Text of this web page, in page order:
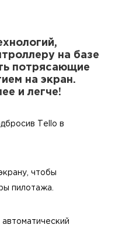
на базе
потрясающие
на экран.
и легче!
Tello в
чтобы
пилотажа.